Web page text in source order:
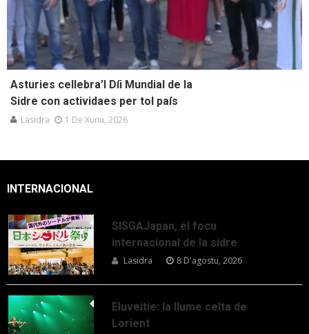
Asturies cellebra’l Díi Mundial de la
Sidre con actividaes per tol país
Lasidra 1 De Xunu, 2026
INTERNACIONAL
SISGAJapan, el focu
internacional de la sidre
Lasidra 8 D'agostu, 2026
Eluveitie: la llume celta de
Lorient